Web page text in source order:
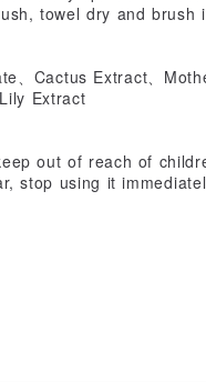
towel dry and brush
、Cactus Extract、
Extract
out of reach of
stop using it